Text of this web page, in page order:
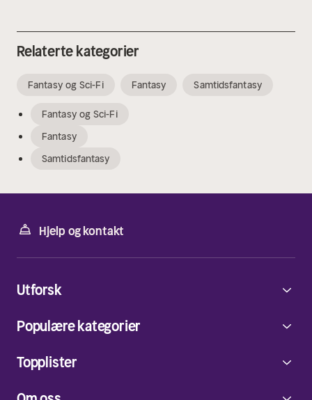
Relaterte kategorier
Fantasy og Sci-Fi Fantasy Samtidsfantasy
Fantasy og Sci-Fi
Fantasy
Samtidsfantasy
Hjelp og kontakt
Utforsk
Populære kategorier
Topplister